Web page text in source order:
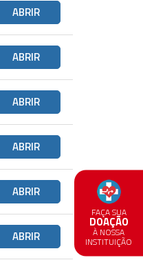
FAÇA SUA
DOAÇÃO
À NOSSA
INSTITUIÇÃO
ABRIR
ABRIR
ABRIR
ABRIR
ABRIR
ABRIR